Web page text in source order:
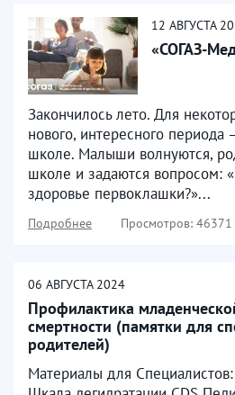
12 АВГУСТА
«СОГАЗ-
Закончилось лето. Для
нового, интересного периода
школе. Малыши волнуются,
школе и задаются вопросом:
здоровье первоклашки?»...
Подробнее Просмотров: 46371
06 АВГУСТА 2024
Профилактика
смертности (памятки для
родителей)
Материалы для